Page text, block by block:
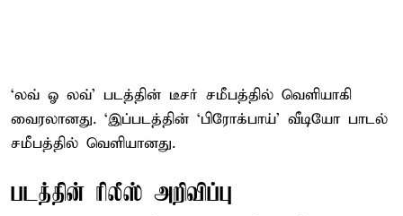
‘லவ் ஓ லவ்’ படத்தின் டீசர் சமீபத்தில் வெளியாகி
வைரலானது. ‘இப்படத்தின் ‘பிரோக்பாய்’ வீடியோ பாடல்
சமீபத்தில் வெளியானது.
படத்தின் ரிலீஸ் அறிவிப்பு